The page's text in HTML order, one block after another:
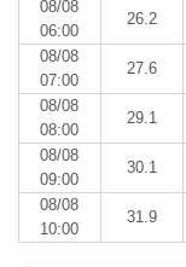
08/08
06:00
26.2
08/08
07:00
27.6
08/08
08:00
29.1
08/08
09:00
30.1
08/08
10:00
31.9